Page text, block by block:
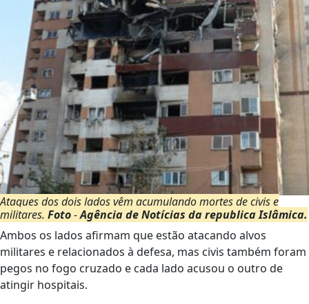
Ataques dos dois lados vêm acumulando mortes de civis e
militares. Foto-Agência de Notícias da republica Islâmica.
Ambos os lados afirmam que estão atacando alvos
militares e relacionados à defesa, mas civis também foram
pegos no fogo cruzado e cada lado acusou o outro de
atingir hospitais.